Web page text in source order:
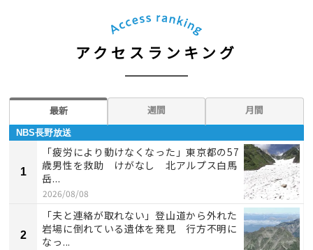
アクセスランキング
最新 週間 月間
NBS長野放送
1
「疲労により動けなくなった」東京都の57
歳男性を救助 けがなし 北アルプス白馬
岳...
2026/08/08
2
「夫と連絡が取れない」登山道から外れた
岩場に倒れている遺体を発見 行方不明に
なっ...